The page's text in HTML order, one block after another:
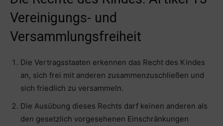
Vereinigungs- und
Versammlungsfreiheit
Die Vertragsstaaten erkennen das Recht des Kindes
an, sich frei mit anderen zusammenzuschließen und
sich friedlich zu versammeln.
Die Ausübung dieses Rechts darf keinen anderen als
den gesetzlich vorgesehenen Einschränkungen